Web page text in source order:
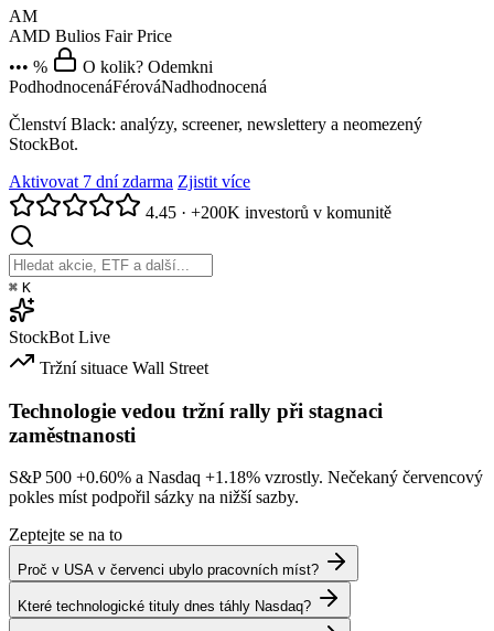
AM
AMD Bulios Fair Price
••• %
O kolik? Odemkni
PodhodnocenáFérováNadhodnocená
Členství Black: analýzy, screener, newslettery a neomezený
StockBot.
Aktivovat 7 dní zdarma Zjistit více
4.45 · +200K investorů v komunitě
⌘ K
StockBot Live
Tržní situace Wall Street
Technologie vedou tržní rally při stagnaci
zaměstnanosti
S&P 500 +0.60% a Nasdaq +1.18% vzrostly. Nečekaný červencový
pokles míst podpořil sázky na nižší sazby.
Zeptejte se na to
Proč v USA v červenci ubylo pracovních míst?
Které technologické tituly dnes táhly Nasdaq?